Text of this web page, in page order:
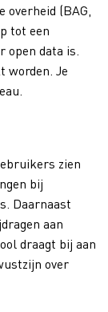
overheid (BAG,
tot een
open data is.
worden. Je
zien
bij
Daarnaast
aan
draagt bij aan
over